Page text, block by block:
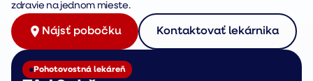
zdravie na jednom mieste.
Nájsť pobočku Kontaktovať lekárnika
Pohotovostná lekáreň